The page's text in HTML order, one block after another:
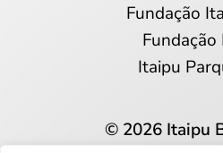
Fundação
Fundação
Itaipu
© 2026 Itaipu